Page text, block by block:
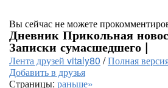
Вы сейчас не можете
Дневник Прикольная
Записки сумасшедшего |
Лента друзей vitaly80 /Полная
Добавить в друзья
Страницы: раньше»